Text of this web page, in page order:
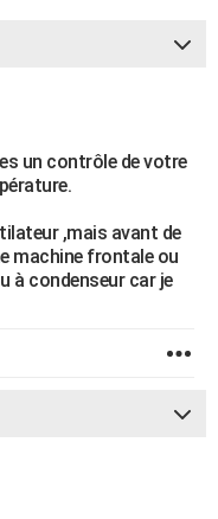
un contrôle de votre
,mais avant de
machine frontale ou
à condenseur car je